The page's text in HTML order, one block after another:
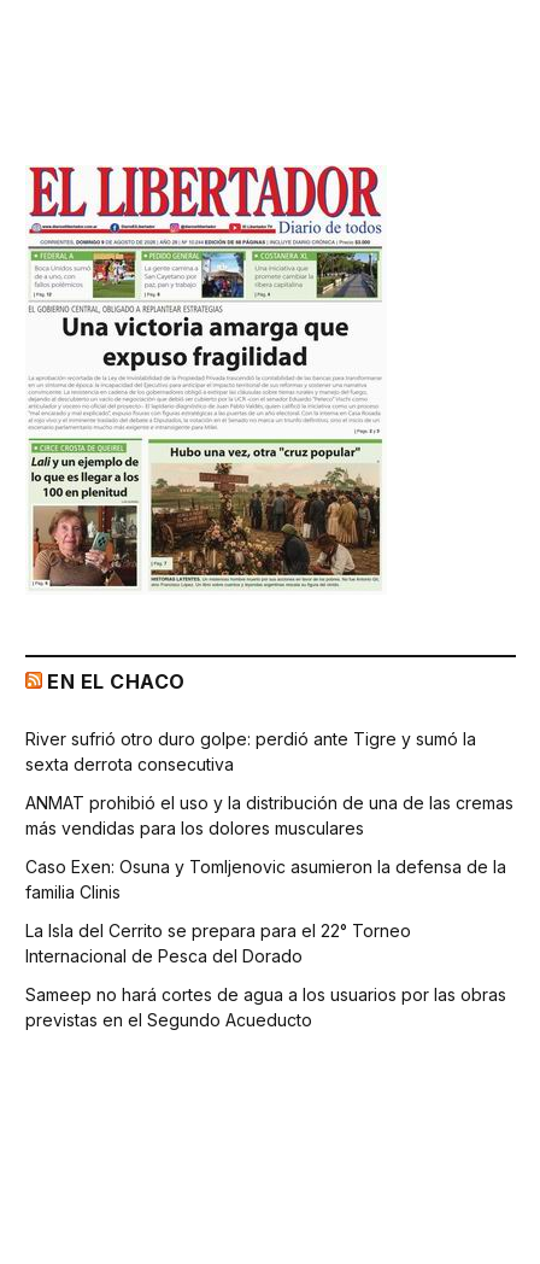
EN EL CHACO
River sufrió otro duro golpe: perdió ante Tigre y sumó la
sexta derrota consecutiva
ANMAT prohibió el uso y la distribución de una de las cremas
más vendidas para los dolores musculares
Caso Exen: Osuna y Tomljenovic asumieron la defensa de la
familia Clinis
La Isla del Cerrito se prepara para el 22° Torneo
Internacional de Pesca del Dorado
Sameep no hará cortes de agua a los usuarios por las obras
previstas en el Segundo Acueducto